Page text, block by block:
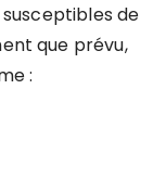
de
que prévu,
: